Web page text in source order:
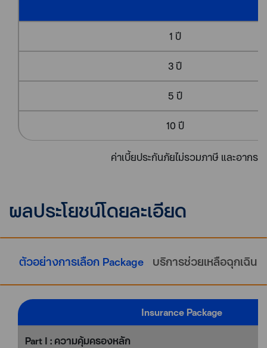
1 ปี
3 ปี
5 ปี
10 ปี
ค่าเบี้ยประกันภัยไม่รวมภาษี และอากร
ผลประโยชน์โดยละเอียด
ตัวอย่างการเลือก Package บริการช่วยเหลือฉุกเฉิน
Insurance Package
Part I : ความคุ้มครองหลัก